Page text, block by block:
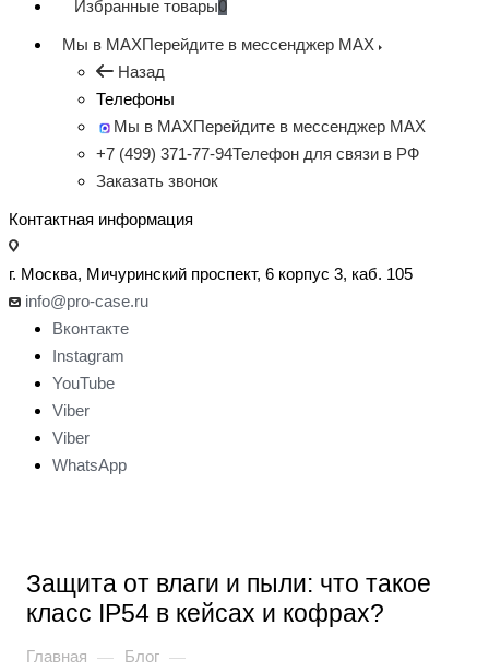
Избранные товары0
Мы в MAXПерейдите в мессенджер MAX
Назад
Телефоны
Мы в MAXПерейдите в мессенджер MAX
+7 (499) 371-77-94Телефон для связи в РФ
Заказать звонок
Контактная информация
г. Москва, Мичуринский проспект, 6 корпус 3, каб. 105
info@pro-case.ru
Вконтакте
Instagram
YouTube
Viber
Viber
WhatsApp
Защита от влаги и пыли: что такое
класс IP54 в кейсах и кофрах?
Главная — Блог —